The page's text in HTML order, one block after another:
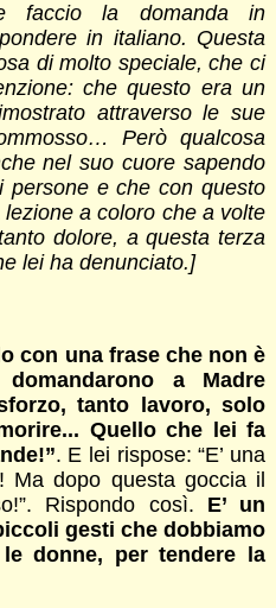
faccio la domanda in
in italiano. Questa
di molto speciale, che ci
che questo era un
attraverso le sue
Però qualcosa
nel suo cuore sapendo
persone e che con questo
a coloro che a volte
dolore, a questa terza
lei ha denunciato.]
con una frase che non è
a Madre
tanto lavoro, solo
Quello che lei fa
. E lei rispose: “E’ una
Ma dopo questa goccia il
Rispondo così. E’ un
gesti che dobbiamo
donne, per tendere la